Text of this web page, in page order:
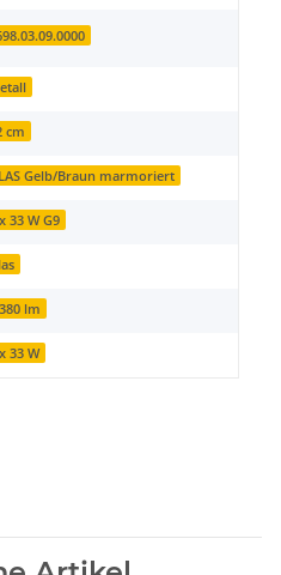
cm
Gelb/Braun marmoriert
33 W G9
lm
33 W